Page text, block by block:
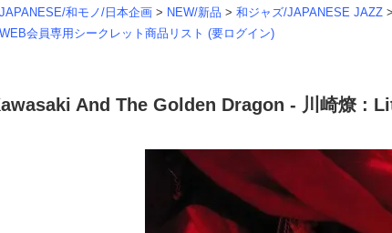
JAPANESE/和モノ/日本企画 > NEW/新品 > 和ジャズ/JAPANESE JAZZ >
WEB会員専用シークレット商品リスト (要ログイン)
And The Golden Dragon - 川崎燎 :